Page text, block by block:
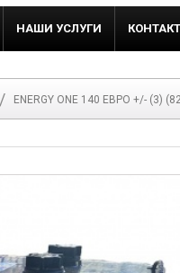
НАШИ УСЛУГИ
ENERGY ONE 140 ЕВРО +/- (3)